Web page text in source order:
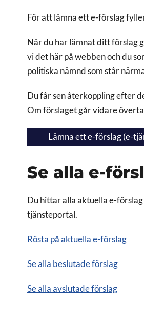
För att lämna ett e-förslag
När du har lämnat ditt förslag
vi det här på webben och du
politiska nämnd som står
Du får sen återkoppling efter
Om förslaget går vidare
Lämna ett e-förslag (e-
Se alla e-
Du hittar alla aktuella e-
tjänsteportal.
Rösta på aktuella e-förslag
Se alla beslutade förslag
Se alla avslutade förslag